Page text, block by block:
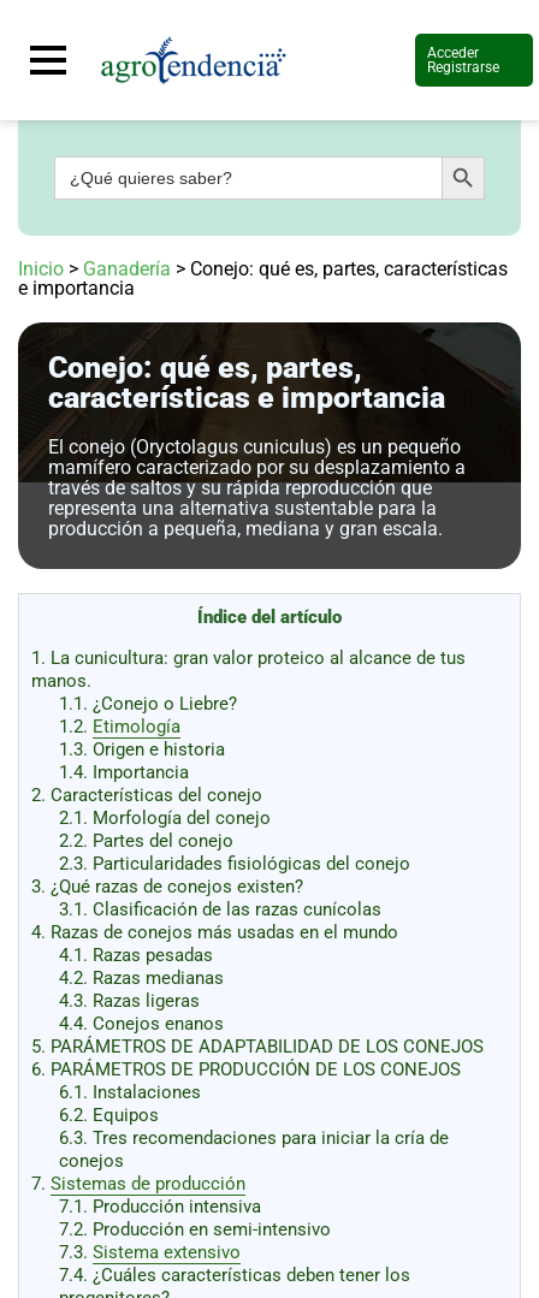
Acceder
Registrarse
Señal
en
más
Agrotendencia
Nuestros
Planes
Glosario
Agroshow
Regístrate
suscríbete
boletín
Contáctenos
Agricultura
de
precisión
Apicultura
Avicultura
Cultivos
Ganadería
Hidroponía
Pastos
Forrajes
Ovinos
caprinos
Porcino
Post-
Cosecha
Buscar: Botón de búsqueda
Inicio > Ganadería > Conejo: qué es, partes, características
e importancia
Conejo: qué es, partes,
características e importancia
El conejo (Oryctolagus cuniculus) es un pequeño
mamífero caracterizado por su desplazamiento a
través de saltos y su rápida reproducción que
representa una alternativa sustentable para la
producción a pequeña, mediana y gran escala.
Índice del artículo
1. La cunicultura: gran valor proteico al alcance de tus
manos.
1.1. ¿Conejo o Liebre?
1.2. Etimología
1.3. Origen e historia
1.4. Importancia
2. Características del conejo
2.1. Morfología del conejo
2.2. Partes del conejo
2.3. Particularidades fisiológicas del conejo
3. ¿Qué razas de conejos existen?
3.1. Clasificación de las razas cunícolas
4. Razas de conejos más usadas en el mundo
4.1. Razas pesadas
4.2. Razas medianas
4.3. Razas ligeras
4.4. Conejos enanos
5. PARÁMETROS DE ADAPTABILIDAD DE LOS CONEJOS
6. PARÁMETROS DE PRODUCCIÓN DE LOS CONEJOS
6.1. Instalaciones
6.2. Equipos
6.3. Tres recomendaciones para iniciar la cría de
conejos
7. Sistemas de producción
7.1. Producción intensiva
7.2. Producción en semi-intensivo
7.3. Sistema extensivo
7.4. ¿Cuáles características deben tener los